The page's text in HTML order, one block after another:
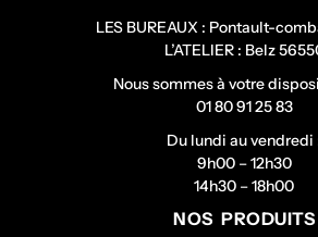
LES BUREAUX : Pontault-
L’ATELIER : Belz
Nous sommes à votre
01 80 91 25 83
Du lundi au vendredi
9h00 – 12h30
14h30 – 18h00
NOS PRODUITS